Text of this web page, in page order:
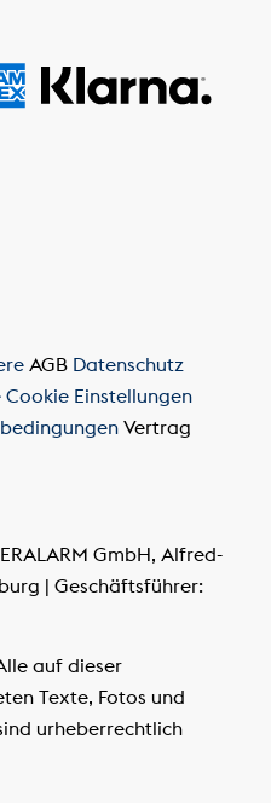
AGB Datenschutz
Cookie Einstellungen
Vertrag
GmbH, Alfred-
| Geschäftsführer:
auf dieser
Texte, Fotos und
urheberrechtlich